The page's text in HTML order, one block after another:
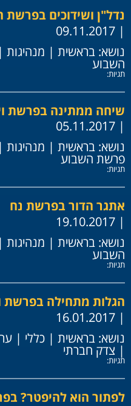
נדל"ן ושידוכים בפרשת
| 09.11.2017
נושא: בראשית | מנהיגות |
השבוע
תגיות:
שיחה ממתינה בפרשת
| 05.11.2017
נושא: בראשית | מנהיגות |
פרשת השבוע
תגיות:
אתגר הדור בפרשת נח
| 19.10.2017
נושא: בראשית | מנהיגות |
השבוע
תגיות:
הגלות מתחילה בפרשת
| 16.01.2017
נושא: בראשית | כללי |
| צדק חברתי
תגיות:
לפתור הוא להיפטר?